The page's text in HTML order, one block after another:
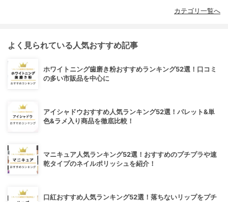
カテゴリ一覧へ
よく見られている人気おすすめ記事
ホワイトニング歯磨き粉おすすめランキング52選！口コミ
の多い市販品を中心に
アイシャドウおすすめ人気ランキング52選！パレット&単
色&ラメ入り商品を徹底比較！
マニキュア人気ランキング52選！おすすめのプチプラや速
乾タイプのネイルポリッシュを紹介！
口紅おすすめ人気ランキング52選！落ちないリップをプチ